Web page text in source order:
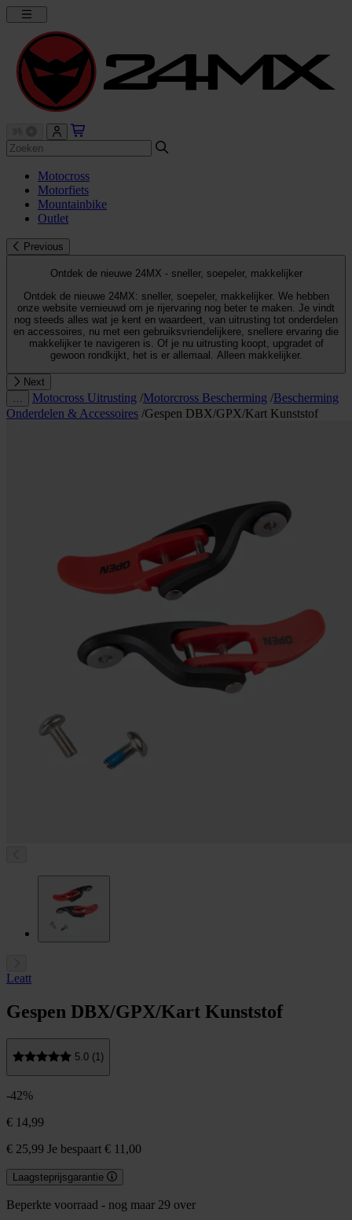
Motocross
Motorfiets
Mountainbike
Outlet
Previous
Ontdek de nieuwe 24MX - sneller, soepeler, makkelijker
Ontdek de nieuwe 24MX: sneller, soepeler, makkelijker. We hebben
onze website vernieuwd om je rijervaring nog beter te maken. Je vindt
nog steeds alles wat je kent en waardeert, van uitrusting tot onderdelen
en accessoires, nu met een gebruiksvriendelijkere, snellere ervaring die
makkelijker te navigeren is. Of je nu uitrusting koopt, upgradet of
gewoon rondkijkt, het is er allemaal. Alleen makkelijker.
Next
Motocross Uitrusting /Motorcross Bescherming /Bescherming
Onderdelen & Accessoires /Gespen DBX/GPX/Kart Kunststof
Leatt
Gespen DBX/GPX/Kart Kunststof
5.0 (1)
-42%
€ 14,99
€ 25,99 Je bespaart € 11,00
Laagsteprijsgarantie
Beperkte voorraad - nog maar 29 over